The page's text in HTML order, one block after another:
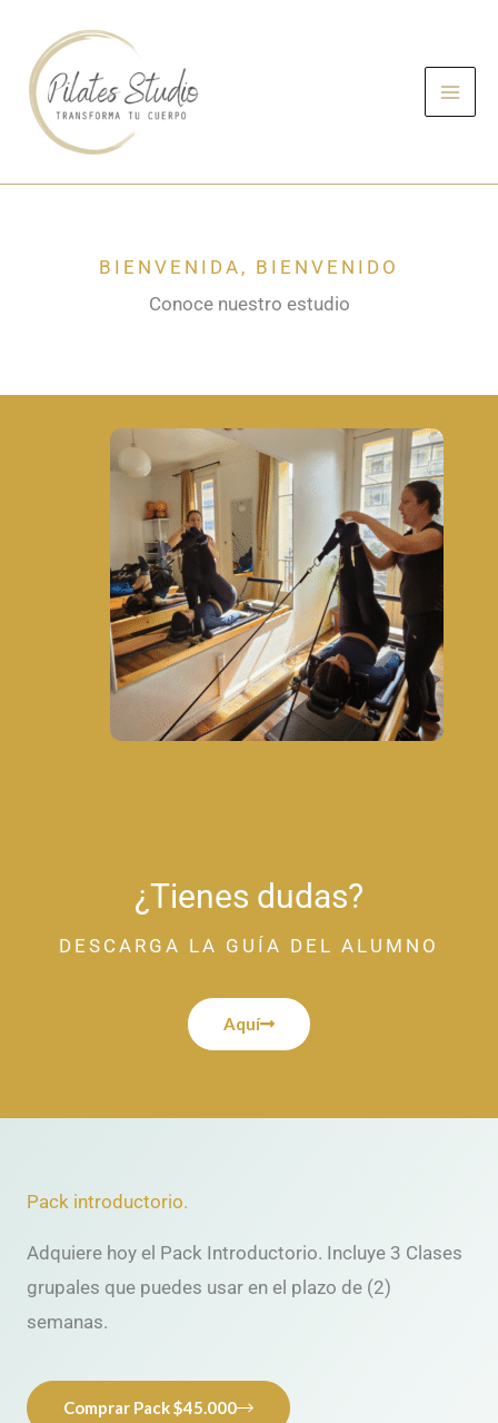
contenido
BIENVENIDA, BIENVENIDO
Conoce nuestro estudio
¿Tienes dudas?
DESCARGA LA GUÍA DEL ALUMNO
Aquí
Pack introductorio.
Adquiere hoy el Pack Introductorio. Incluye 3 Clases
grupales que puedes usar en el plazo de (2)
semanas.
Comprar Pack $45.000